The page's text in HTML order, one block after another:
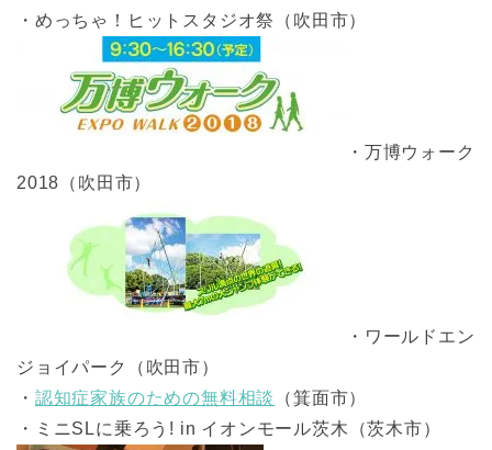
・めっちゃ！ヒットスタジオ祭（吹田市）
・万博ウォーク
2018（吹田市）
・ワールドエン
ジョイパーク（吹田市）
・ 認知症家族のための無料相談
（箕面市）
・ミニSLに乗ろう! in イオンモール茨木（茨木市）